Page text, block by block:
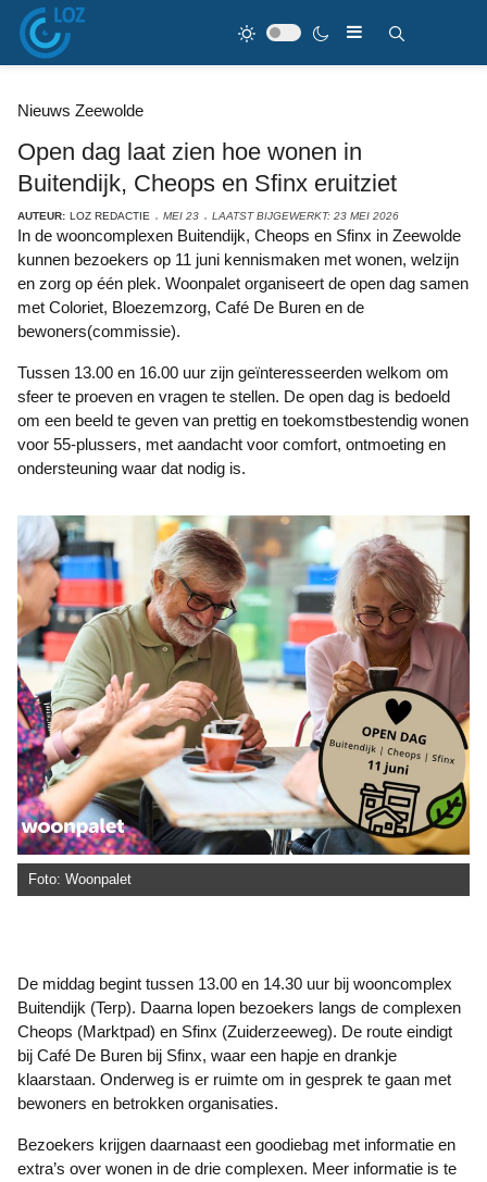
Nieuws Zeewolde
Open dag laat zien hoe wonen in
Buitendijk, Cheops en Sfinx eruitziet
AUTEUR: LOZ REDACTIE MEI 23 LAATST BIJGEWERKT: 23 MEI 2026
In de wooncomplexen Buitendijk, Cheops en Sfinx in Zeewolde
kunnen bezoekers op 11 juni kennismaken met wonen, welzijn
en zorg op één plek. Woonpalet organiseert de open dag samen
met Coloriet, Bloezemzorg, Café De Buren en de
bewoners(commissie).
Tussen 13.00 en 16.00 uur zijn geïnteresseerden welkom om
sfeer te proeven en vragen te stellen. De open dag is bedoeld
om een beeld te geven van prettig en toekomstbestendig wonen
voor 55-plussers, met aandacht voor comfort, ontmoeting en
ondersteuning waar dat nodig is.
Foto: Woonpalet
De middag begint tussen 13.00 en 14.30 uur bij wooncomplex
Buitendijk (Terp). Daarna lopen bezoekers langs de complexen
Cheops (Marktpad) en Sfinx (Zuiderzeeweg). De route eindigt
bij Café De Buren bij Sfinx, waar een hapje en drankje
klaarstaan. Onderweg is er ruimte om in gesprek te gaan met
bewoners en betrokken organisaties.
Bezoekers krijgen daarnaast een goodiebag met informatie en
extra’s over wonen in de drie complexen. Meer informatie is te